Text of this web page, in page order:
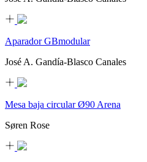
Aparador GBmodular
José A. Gandía-Blasco Canales
Mesa baja circular Ø90 Arena
Søren Rose